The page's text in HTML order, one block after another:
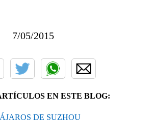
EN ESTE BLOG:
DE SUZHOU